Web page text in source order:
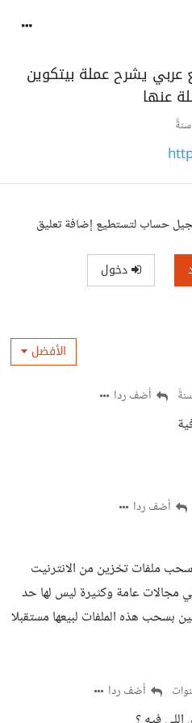
يشرح عملة بيتكوين
عنها
حساب لتستطيع إضافة تعليق
دخول
الأفضل
أضف ردا
أضف ردا
سحب ملفات تخزين من الانترنيت
مجالات عامة وكثيرة ليس لها حد
بسحب هذه الملفات لبيعها مستقبلا
أضف ردا